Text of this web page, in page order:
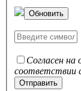
Обновить
Согласен на
соответствии